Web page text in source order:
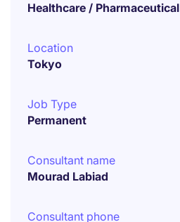
Healthcare / Pharmaceutical
Location
Tokyo
Job Type
Permanent
Consultant name
Mourad Labiad
Consultant phone